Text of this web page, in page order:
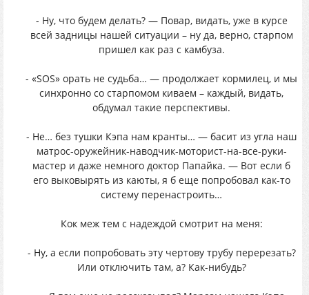
- Ну, что будем делать? — Повар, видать, уже в курсе
всей задницы нашей ситуации – ну да, верно, старпом
пришел как раз с камбуза.
- «SОS» орать не судьба… — продолжает кормилец, и мы
синхронно со старпомом киваем – каждый, видать,
обдумал такие перспективы.
- Не… без тушки Кэпа нам кранты… — басит из угла наш
матрос-оружейник-наводчик-моторист-на-все-руки-
мастер и даже немного доктор Папайка. — Вот если б
его выковырять из каюты, я б еще попробовал как-то
систему перенастроить…
Кок меж тем с надеждой смотрит на меня:
- Ну, а если попробовать эту чертову трубу перерезать?
Или отключить там, а? Как-нибудь?